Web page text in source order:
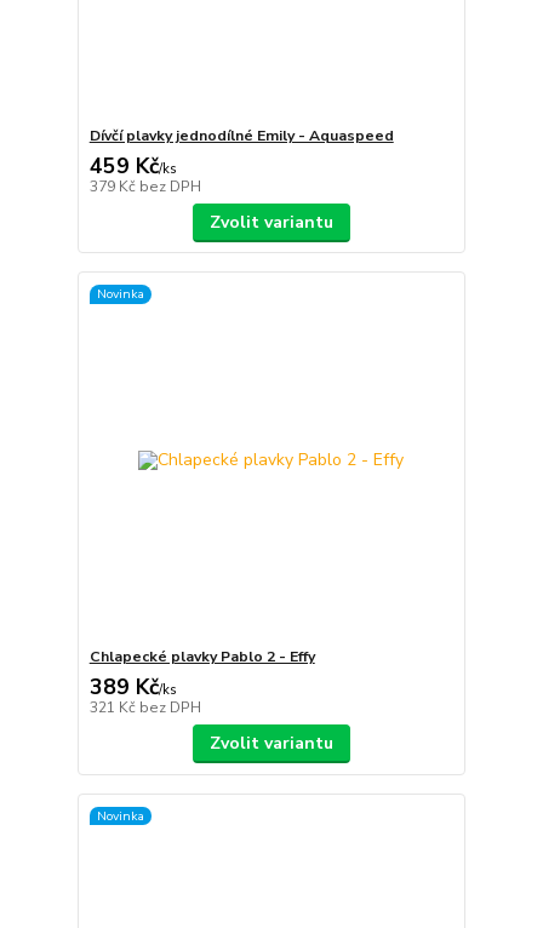
Dívčí plavky jednodílné Emily - Aquaspeed
459 Kč/ks
379 Kč bez DPH
Zvolit variantu
Novinka
Chlapecké plavky Pablo 2 - Effy
389 Kč/ks
321 Kč bez DPH
Zvolit variantu
Novinka